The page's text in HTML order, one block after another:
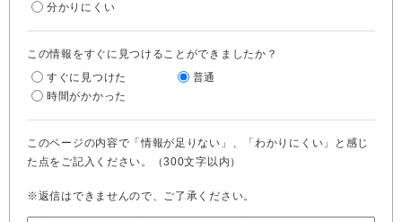
分かりにくい
この情報をすぐに見つけることができましたか？
すぐに見つけた
普通
時間がかかった
このページの内容で「情報が足りない」、「わかりにくい」と感じ
た点をご記入ください。（300文字以内）
※返信はできませんので、ご了承ください。